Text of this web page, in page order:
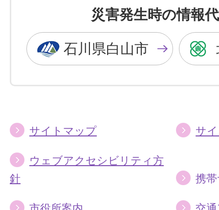
を
黒
色
に
を
青
色
に
災害発生時の情報
石川県白山市
サイトマップ サ
ウェブアクセシビリティ方
針
携